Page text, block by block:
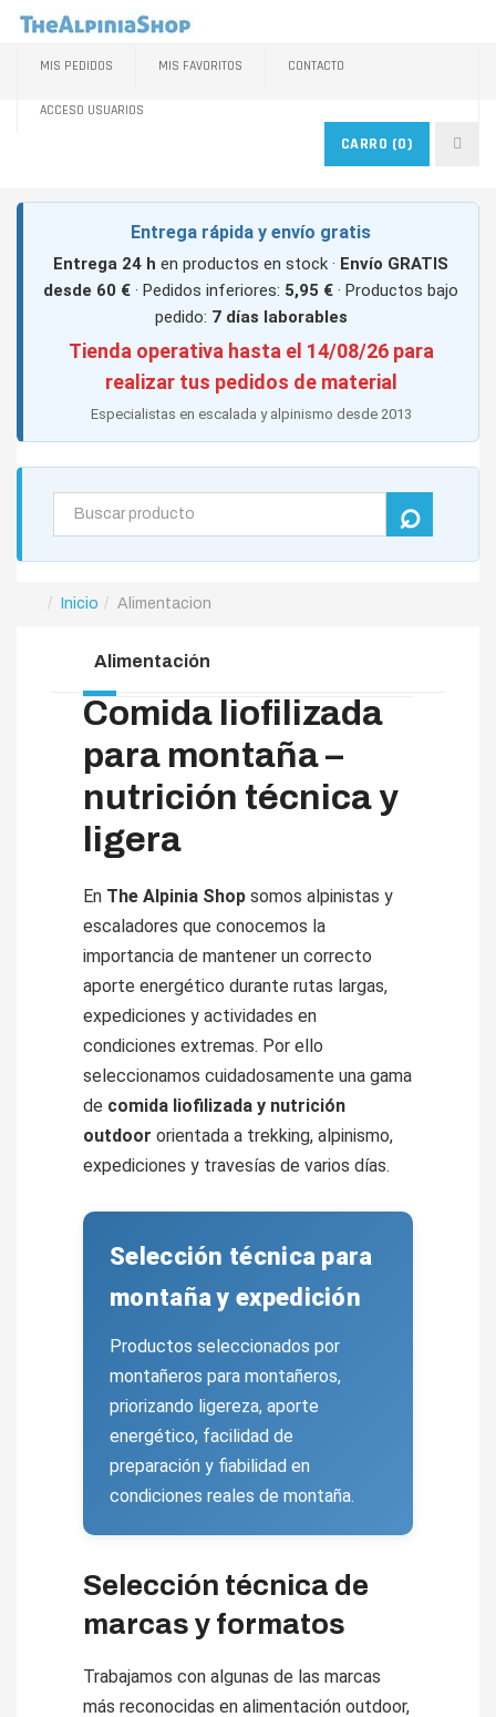
MIS PEDIDOS MIS FAVORITOS CONTACTO
ACCESO USUARIOS
CARRO (0)
Entrega rápida y envío gratis
Entrega 24 h en productos en stock · Envío GRATIS
desde 60 € · Pedidos inferiores: 5,95 € · Productos bajo
pedido: 7 días laborables
Tienda operativa hasta el 14/08/26 para
realizar tus pedidos de material
Especialistas en escalada y alpinismo desde 2013
Inicio Alimentacion
Alimentación
Comida liofilizada
para montaña –
nutrición técnica y
ligera
En The Alpinia Shop somos alpinistas y
escaladores que conocemos la
importancia de mantener un correcto
aporte energético durante rutas largas,
expediciones y actividades en
condiciones extremas. Por ello
seleccionamos cuidadosamente una gama
de comida liofilizada y nutrición
outdoor orientada a trekking, alpinismo,
expediciones y travesías de varios días.
Selección técnica para
montaña y expedición
Productos seleccionados por
montañeros para montañeros,
priorizando ligereza, aporte
energético, facilidad de
preparación y fiabilidad en
condiciones reales de montaña.
Selección técnica de
marcas y formatos
Trabajamos con algunas de las marcas
más reconocidas en alimentación outdoor,